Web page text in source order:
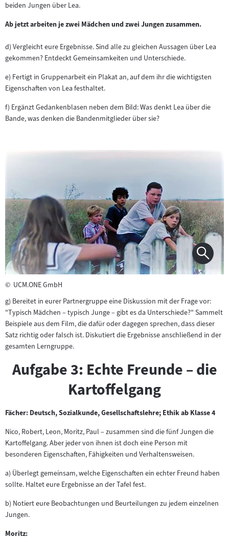
beiden Jungen über Lea.
Ab jetzt arbeiten je zwei Mädchen und zwei Jungen zusammen.
d) Vergleicht eure Ergebnisse. Sind alle zu gleichen Aussagen über Lea
gekommen? Entdeckt Gemeinsamkeiten und Unterschiede.
e) Fertigt in Gruppenarbeit ein Plakat an, auf dem ihr die wichtigsten
Eigenschaften von Lea festhaltet.
f) Ergänzt Gedankenblasen neben dem Bild: Was denkt Lea über die
Bande, was denken die Bandenmitglieder über sie?
© UCM.ONE GmbH
g) Bereitet in eurer Partnergruppe eine Diskussion mit der Frage vor:
"Typisch Mädchen – typisch Junge – gibt es da Unterschiede?" Sammelt
Beispiele aus dem Film, die dafür oder dagegen sprechen, dass dieser
Satz richtig oder falsch ist. Diskutiert die Ergebnisse anschließend in der
gesamten Lerngruppe.
Aufgabe 3: Echte Freunde – die
Kartoffelgang
Fächer: Deutsch, Sozialkunde, Gesellschaftslehre; Ethik ab Klasse 4
Nico, Robert, Leon, Moritz, Paul – zusammen sind die fünf Jungen die
Kartoffelgang. Aber jeder von ihnen ist doch eine Person mit
besonderen Eigenschaften, Fähigkeiten und Verhaltensweisen.
a) Überlegt gemeinsam, welche Eigenschaften ein echter Freund haben
sollte. Haltet eure Ergebnisse an der Tafel fest.
b) Notiert eure Beobachtungen und Beurteilungen zu jedem einzelnen
Jungen.
Moritz: